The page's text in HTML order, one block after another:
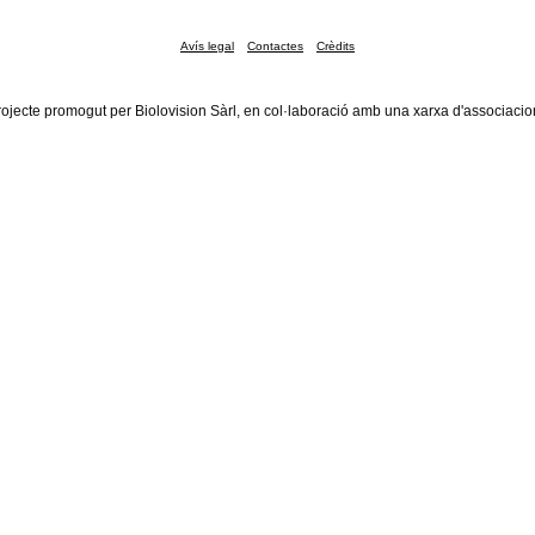
Avís legal Contactes Crèdits
promogut per Biolovision Sàrl, en col·laboració amb una xarxa